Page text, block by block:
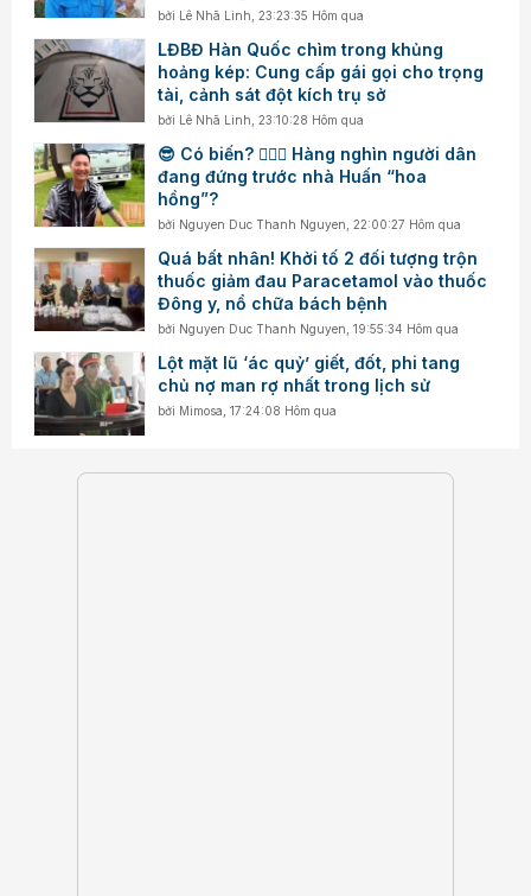
bởi Lê Nhã Linh ,23:23:35 Hôm qua
LĐBĐ Hàn Quốc chìm trong khủng
hoảng kép: Cung cấp gái gọi cho trọng
tài, cảnh sát đột kích trụ sở
bởi Lê Nhã Linh ,23:10:28 Hôm qua
😎 Có biến? 👮🏻‍♂️ Hàng nghìn người dân
đang đứng trước nhà Huấn “hoa
hồng”?
bởi Nguyen Duc Thanh Nguyen ,22:00:27 Hôm qua
Quá bất nhân! Khởi tố 2 đối tượng trộn
thuốc giảm đau Paracetamol vào thuốc
Đông y, nổ chữa bách bệnh
bởi Nguyen Duc Thanh Nguyen ,19:55:34 Hôm qua
Lột mặt lũ ‘ác quỷ’ giết, đốt, phi tang
chủ nợ man rợ nhất trong lịch sử
bởi Mimosa ,17:24:08 Hôm qua